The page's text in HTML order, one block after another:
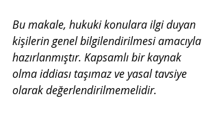
Bu makale, hukuki konulara ilgi duyan
kişilerin genel bilgilendirilmesi amacıyla
hazırlanmıştır. Kapsamlı bir kaynak
olma iddiası taşımaz ve yasal tavsiye
olarak değerlendirilmemelidir.